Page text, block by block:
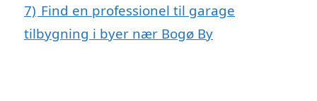
7) Find en professionel til garage
tilbygning i byer nær Bogø By